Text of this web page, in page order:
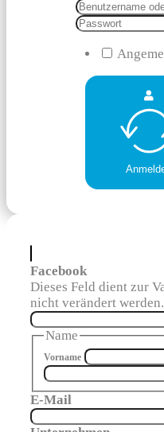
Facebook
Dieses Feld dient zur
nicht verändert werden.
Name
Vorname
E-Mail